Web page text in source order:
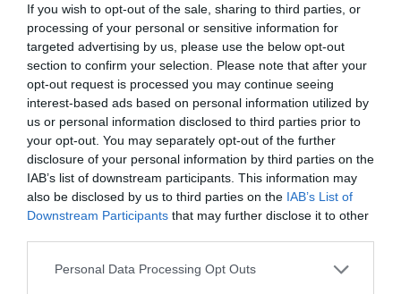
If you wish to opt-out of the sale, sharing to third parties, or
processing of your personal or sensitive information for
targeted advertising by us, please use the below opt-out
section to confirm your selection. Please note that after your
opt-out request is processed you may continue seeing
interest-based ads based on personal information utilized by
us or personal information disclosed to third parties prior to
your opt-out. You may separately opt-out of the further
disclosure of your personal information by third parties on the
IAB’s list of downstream participants. This information may
also be disclosed by us to third parties on the IAB’s List of
Downstream Participants that may further disclose it to other
Personal Data Processing Opt Outs
μεταμόρφωση της χρυσαλίδας και το αργό άνοιγμα των
φτερών), εκκινούν από ένα προσωπικό, βιωματικό
πέρασμα από μία προγενέστερη σε μία νέα σχέση με τις
μνήμες και το παρελθόν. Η διαδικασία ξεκινά με το
στάδιο του αποχωρισμού, μπαίνει στο στάδιο της
μεθοριακότητας και καταλήγει στην ενσωμάτωση. Το
έργο παραλληλίζει την εμπειρία αυτή με τους
βιολογικούς κύκλους στην φύση και συγκεκριμένα με
το πέταγμα της χρυσαλλίδας. Υποδηλώνει κατά
επέκταση τον συσχετισμό που κάνει ο van Gennep
ανάμεσα στην περιοδικότητα των μεταβάσεων ενός
ανθρώπου με την περιοδικότητα των φυσικών
φαινομένων. Οι μεταβάσεις οργανώνουν τον χρόνο και